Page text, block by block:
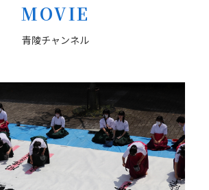
MOVIE
青陵チャンネル